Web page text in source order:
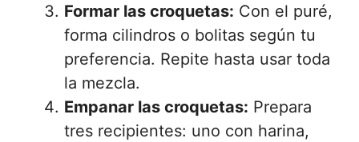
Formar las croquetas: Con el puré,
forma cilindros o bolitas según tu
preferencia. Repite hasta usar toda
la mezcla.
Empanar las croquetas: Prepara
tres recipientes: uno con harina,